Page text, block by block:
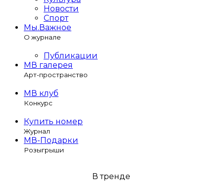
Новости
Спорт
Мы.Важное
О журнале
Публикации
МВ галерея
Арт-пространство
МВ клуб
Конкурс
Купить номер
Журнал
МВ-Подарки
Розыгрыши
В тренде